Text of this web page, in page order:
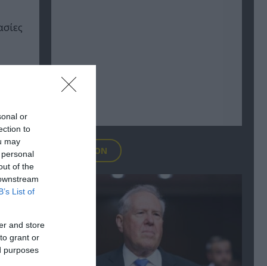
or
to
may
of the
List of
and store
grant or
purposes
FOCUS ON